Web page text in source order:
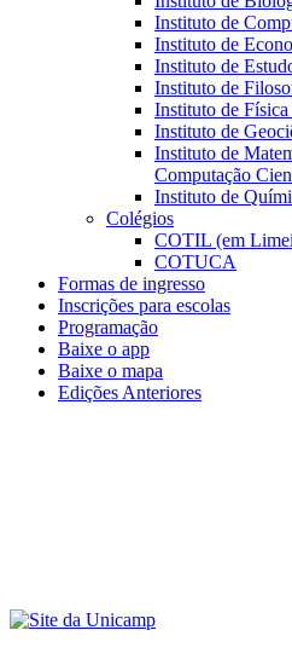
Instituto de
Instituto de
Instituto de
Instituto de
Instituto de
Instituto de
Instituto de
Computação
Instituto de
Colégios
COTIL (em
COTUCA
Formas de ingresso
Inscrições para escolas
Programação
Baixe o app
Baixe o mapa
Edições Anteriores